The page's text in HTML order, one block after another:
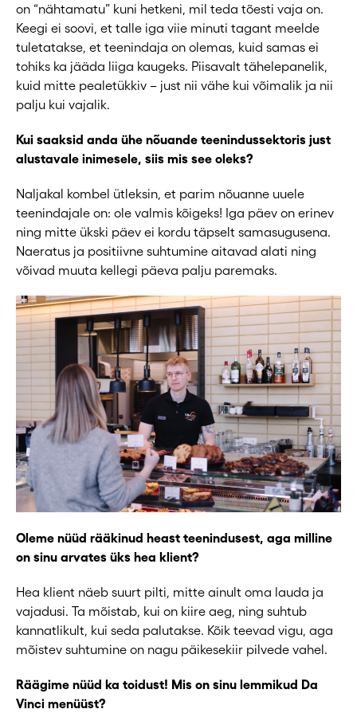
on “nähtamatu” kuni hetkeni, mil teda tõesti vaja on.
Keegi ei soovi, et talle iga viie minuti tagant meelde
tuletatakse, et teenindaja on olemas, kuid samas ei
tohiks ka jääda liiga kaugeks. Piisavalt tähelepanelik,
kuid mitte pealetükkiv – just nii vähe kui võimalik ja nii
palju kui vajalik.
Kui saaksid anda ühe nõuande teenindussektoris just
alustavale inimesele, siis mis see oleks?
Naljakal kombel ütleksin, et parim nõuanne uuele
teenindajale on: ole valmis kõigeks! Iga päev on erinev
ning mitte ükski päev ei kordu täpselt samasugusena.
Naeratus ja positiivne suhtumine aitavad alati ning
võivad muuta kellegi päeva palju paremaks.
Oleme nüüd rääkinud heast teenindusest, aga milline
on sinu arvates üks hea klient?
Hea klient näeb suurt pilti, mitte ainult oma lauda ja
vajadusi. Ta mõistab, kui on kiire aeg, ning suhtub
kannatlikult, kui seda palutakse. Kõik teevad vigu, aga
mõistev suhtumine on nagu päikesekiir pilvede vahel.
Räägime nüüd ka toidust! Mis on sinu lemmikud Da
Vinci menüüst?